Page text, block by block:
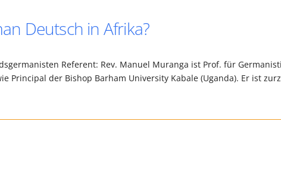
Deutsch in Afrika?
Referent: Rev. Manuel Muranga ist Prof. für
Principal der Bishop Barham University Kabale (Uganda). Er ist